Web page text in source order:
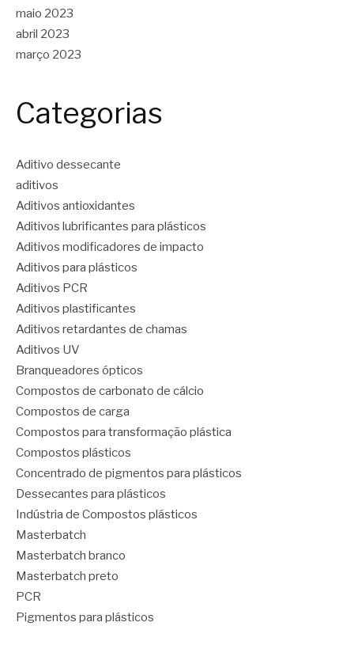
maio 2023
abril 2023
março 2023
Categorias
Aditivo dessecante
aditivos
Aditivos antioxidantes
Aditivos lubrificantes para plásticos
Aditivos modificadores de impacto
Aditivos para plásticos
Aditivos PCR
Aditivos plastificantes
Aditivos retardantes de chamas
Aditivos UV
Branqueadores ópticos
Compostos de carbonato de cálcio
Compostos de carga
Compostos para transformação plástica
Compostos plásticos
Concentrado de pigmentos para plásticos
Dessecantes para plásticos
Indústria de Compostos plásticos
Masterbatch
Masterbatch branco
Masterbatch preto
PCR
Pigmentos para plásticos